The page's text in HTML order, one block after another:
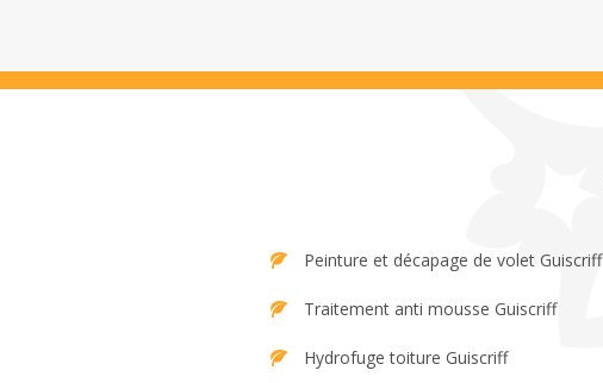
Peinture et décapage de volet Guiscriff
Traitement anti mousse Guiscriff
Hydrofuge toiture Guiscriff